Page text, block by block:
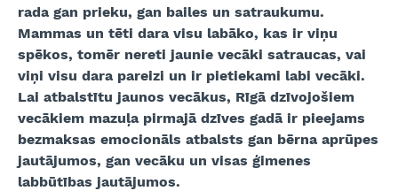
rada gan prieku, gan bailes un satraukumu.
Mammas un tēti dara visu labāko, kas ir viņu
spēkos, tomēr nereti jaunie vecāki satraucas, vai
viņi visu dara pareizi un ir pietiekami labi vecāki.
Lai atbalstītu jaunos vecākus, Rīgā dzīvojošiem
vecākiem mazuļa pirmajā dzīves gadā ir pieejams
bezmaksas emocionāls atbalsts gan bērna aprūpes
jautājumos, gan vecāku un visas ģimenes
labbūtības jautājumos.